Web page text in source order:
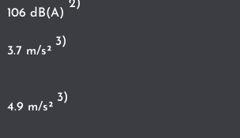
106 dB(A)
2)
3.7 m/s²
3)
4.9 m/s²
3)